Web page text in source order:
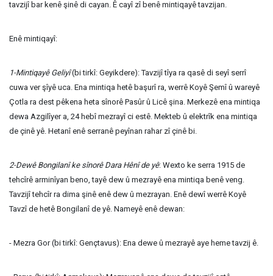
tavzijî bar kenê şinê di cayan. Ê cayî zî benê mintiqayê tavzijan.
Enê mintiqayî:
1-Mintiqayê Geliyî(bi tirkî: Geyikdere): Tavzijî tîya ra qasê di seyî serrî
cuwa ver şîyê uca. Ena mintiqa hetê başurî ra, werrê Koyê Şemî û wareyê
Çotla ra dest pêkena heta sînorê Pasûr û Licê şina. Merkezê ena mintiqa
dewa Azgilîyer a, 24 hebî mezrayî ci estê. Mekteb û elektrîk ena mintiqa
de çinê yê. Hetanî enê serranê peyînan rahar zî çinê bi.
2-Dewê Bongilanî ke sînorê Dara Hênî de yê: Wexto ke serra 1915 de
tehcîrê arminîyan beno, tayê dew û mezrayê ena mintiqa benê veng.
Tavzijî tehcîr ra dima şinê enê dew û mezrayan. Enê dewî werrê Koyê
Tavzî de hetê Bongilanî de yê. Nameyê enê dewan:
- Mezra Gor (bi tirkî: Gençtavus): Ena dewe û mezrayê aye heme tavzij ê.